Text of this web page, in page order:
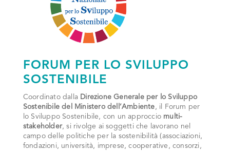
FORUM PER LO SVILUPPO
SOSTENIBILE
Coordinato dalla Direzione Generale per loSviluppo
Sostenibile del Ministero dell’Ambiente , il Forum per
lo Sviluppo Sostenibile, con un approccio multi-
stakeholder, si rivolge ai soggetti che lavorano nel
campo delle politiche per la sostenibilità (associazioni,
fondazioni, università, imprese, cooperative, consorzi,